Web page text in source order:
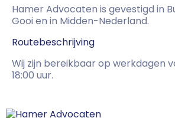
Hamer Advocaten is gevestigd in
Gooi en in Midden-Nederland.
Routebeschrijving
Wij zijn bereikbaar op werkdagen
18:00 uur.